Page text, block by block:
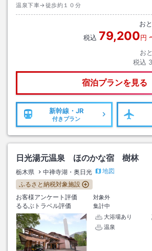
温泉下車→徒歩約１０分
お
税込 79,200円
お
税込
宿泊プランを見る
新幹線・JR
付きプラン
日光湯元温泉 ほのかな宿 樹林
栃木県 中禅寺湖・奥日光
地図
ふるさと納税対象施設
お客様アンケート評価
対象外
るるぶトラベル評価
集計中
大浴場あり
温泉